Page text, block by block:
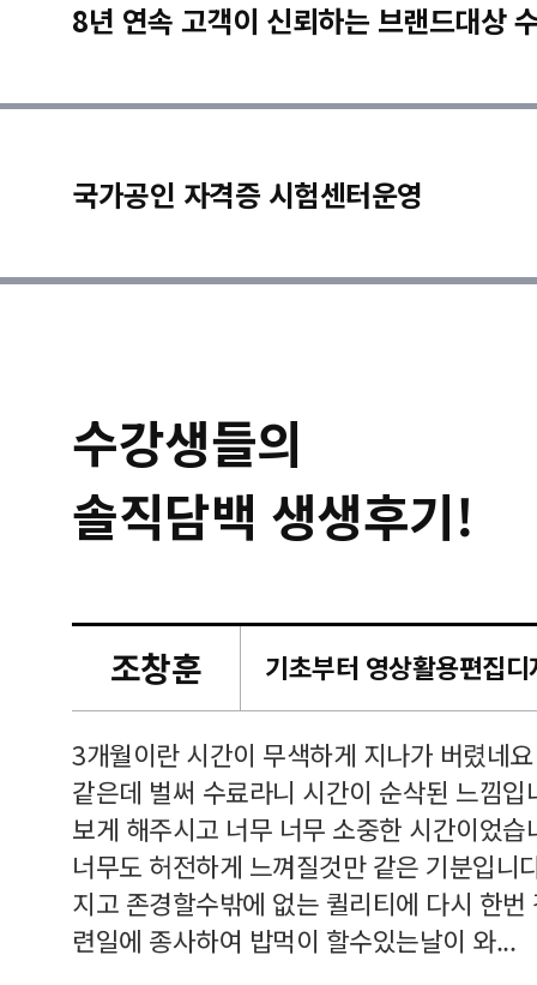
8년 연속 고객이 신뢰하는 브랜드대상
국가공인 자격증 시험센터운영
수강생들의
솔직담백 생생후기!
조창훈
3개월이란 시간이 무색하게 지나가 버렸네
같은데 벌써 수료라니 시간이 순삭된 느낌
보게 해주시고 너무 너무 소중한 시간이었
너무도 허전하게 느껴질것만 같은 기분입니
지고 존경할수밖에 없는 퀼리티에 다시 한
련일에 종사하여 밥먹이 할수있는날이 와...